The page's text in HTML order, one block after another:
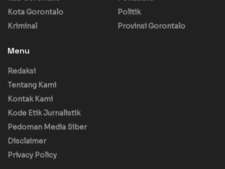
Kota Gorontalo
Kriminal
Politik
Provinsi Gorontalo
Menu
Redaksi
Tentang Kami
Kontak Kami
Kode Etik Jurnalistik
Pedoman Media Siber
Disclaimer
Privacy Policy